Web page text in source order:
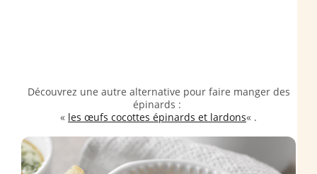
Découvrez une autre alternative pour faire manger des
épinards :
« les œufs cocottes épinards et lardons« .